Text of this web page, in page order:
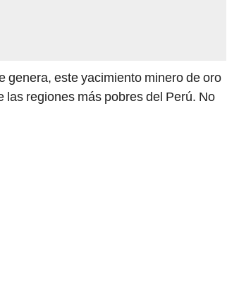
genera, este yacimiento minero de oro
las regiones más pobres del Perú. No